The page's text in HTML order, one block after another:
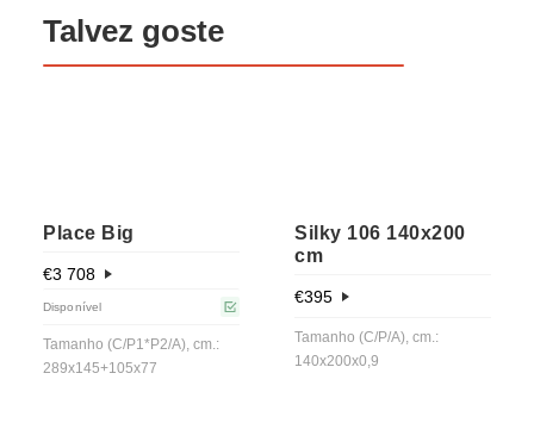
Talvez goste
Place Big
€3 708
Disponível
Tamanho (C/P1*P2/A), cm.:
289x145+105x77
Silky 106 140x200
cm
€395
Tamanho (C/P/A), cm.:
140x200x0,9